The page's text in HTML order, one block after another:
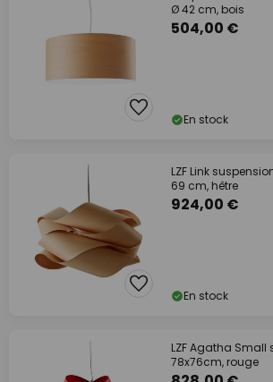
Ø 42 cm, bois
504,00 €
En stock
LZF Link
69 cm, hêtre
924,00 €
En stock
LZF Agatha Small
78x76cm, rouge